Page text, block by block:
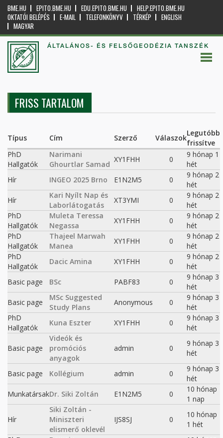
BME.HU EPITO.BME.HU EDU.EPITO.BME.HU
HELP.EPITO.BME.HU
OKTATÓI BELÉPÉS
E-MAIL TELEFONKÖNYV TÉRKÉP
ENGLISH
MAGYAR
ÁLTALÁNOS- ÉS FELSŐGEODÉZIA TANSZÉK
FRISS TARTALOM
Típus Cím Szerző Válaszok
Legutóbb
frissítve
PhD
Hallgatók
Narimani
Ghourtlar Samad
XY1FHH 0
9 hónap 1
hét
Hír
INGEO 2025 Brno E1N2M5 0
9 hónap 2
hét
Hír
Kari Nyílt Nap és
Laborlátogatás
XT3YMI 0
9 hónap 2
hét
PhD
Hallgatók
Muleta Teressa
Negassa
XY1FHH 0
9 hónap 2
hét
PhD
Hallgatók
Thajeel Marwah
Manea
XY1FHH 0
9 hónap 2
hét
PhD
Hallgatók
Dacic Amina XY1FHH 0
9 hónap 2
hét
Basic page
BSc PABF83 0
9 hónap 3
hét
Basic page
MSc Suggested
Study Plans
Anonymous 0
9 hónap 3
hét
PhD
Hallgatók
Kuna Eszter XY1FHH 0
9 hónap 3
hét
Basic page
Videók és
promóciós
anyagok
admin 0
9 hónap 3
hét
Basic page Kollégium admin 0
9 hónap 3
hét
MunkatársakDr. Siki Zoltán E1N2M5 0
10 hónap
1 nap
Hír
Siki Zoltán -
Miniszteri
elismerő oklevél
IJS8SJ 0
10 hónap
1 hét